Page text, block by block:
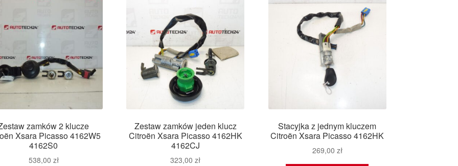
zamków 2 klucze
Xsara Picasso 4162W5
4162S0
538,00 zł
Zestaw zamków jeden klucz
Citroën Xsara Picasso 4162HK
4162CJ
323,00zł
Stacyjka z jednym kluczem
Citroën Xsara Picasso 4162HK
269,00 zł